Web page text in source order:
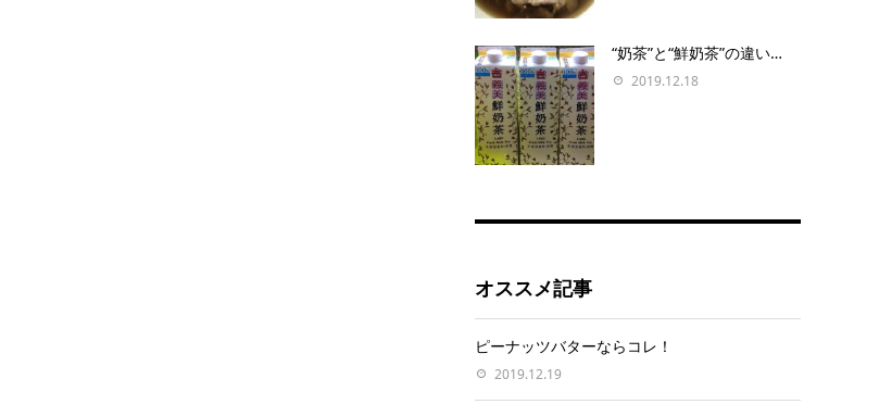
“奶茶”と“鮮奶茶”の違い…
2019.12.18
オススメ記事
ピーナッツバターならコレ！
2019.12.19